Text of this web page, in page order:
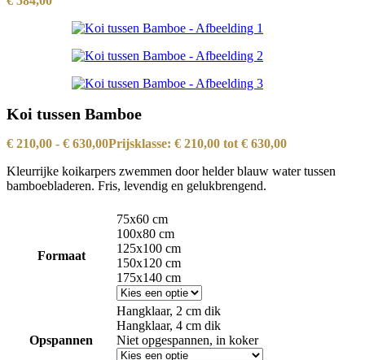
Koi tussen Bamboe
€ 210,00 - € 630,00Prijsklasse: € 210,00 tot € 630,00
Kleurrijke koikarpers zwemmen door helder blauw water tussen
bamboebladeren. Fris, levendig en gelukbrengend.
Formaat
75x60 cm
100x80 cm
125x100 cm
150x120 cm
175x140 cm
Opspannen
Hangklaar, 2 cm dik
Hangklaar, 4 cm dik
Niet opgespannen, in koker